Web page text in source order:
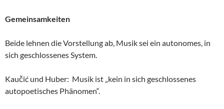
Gemeinsamkeiten
Beide lehnen die Vorstellung ab, Musik sei ein autonomes, in
sich geschlossenes System.
Kaučić und Huber: Musik ist „kein in sich geschlossenes
autopoetisches Phänomen“.